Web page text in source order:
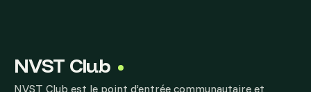
NVST Club
NVST Club est le point d’entrée communautaire et